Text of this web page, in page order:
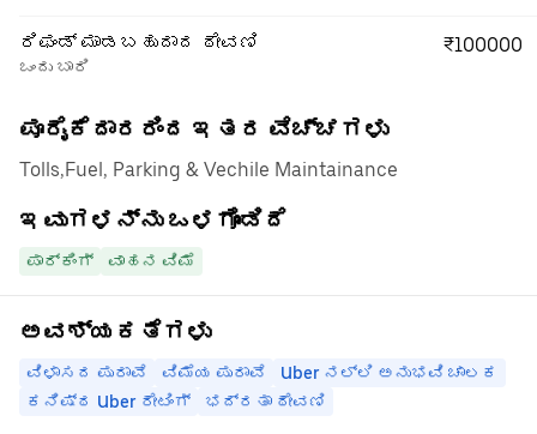
ರಿಫಂಡ್ ಮಾಡಬಹುದಾದ ಠೇವಣಿ
ಒಂದು ಬಾರಿ
₹100000
ಪೂರೈಕೆದಾರರಿಂದ ಇತರ ವೆಚ್ಚಗಳು
Tolls,Fuel, Parking & Vechile Maintainance
ಇವುಗಳನ್ನು ಒಳಗೊಂಡಿದೆ
ಪಾರ್ಕಿಂಗ್ ವಾಹನ ವಿಮೆ
ಅವಶ್ಯಕತೆಗಳು
ವಿಳಾಸದ ಪುರಾವೆ ವಿಮೆಯ ಪುರಾವೆ
Uber ನಲ್ಲಿ ಅನುಭವಿ ಚಾಲಕ
ಕನಿಷ್ಠ Uber ರೇಟಿಂಗ್
ಭದ್ರತಾ ಠೇವಣಿ